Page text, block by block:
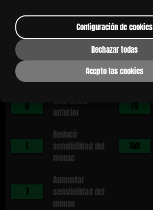
Configuración de cookies
Rechazar todas
Acepto las cookies
Manipulación especial / Etc.
Recargar / Aullar F8
Q
anterior
F9
[
Reducir
sensibilidad del
mouse
Tab
]
Aumentar
sensibilidad del
mouse